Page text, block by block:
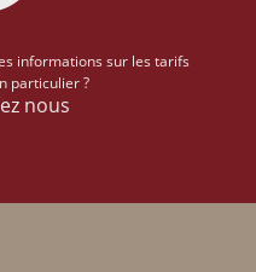
informations sur les tarifs
particulier ?
nous